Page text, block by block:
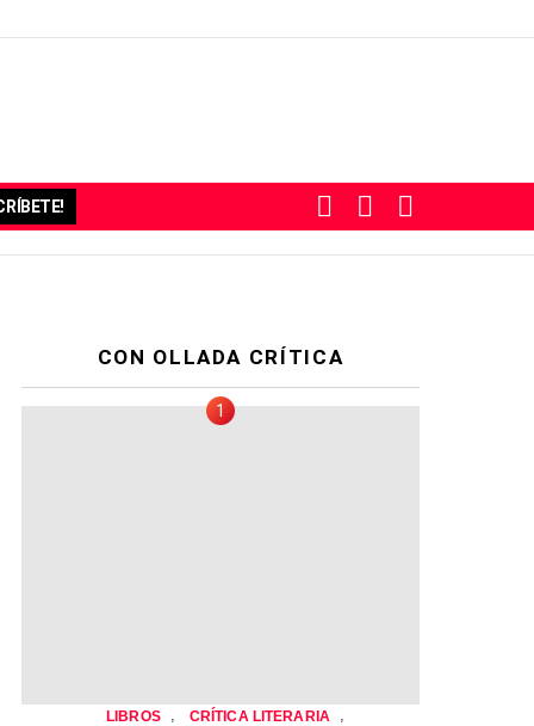
SWITCH
SKIN
BUSCAR
CON OLLADA CRÍTICA
LIBROS , CRÍTICA LITERARIA ,